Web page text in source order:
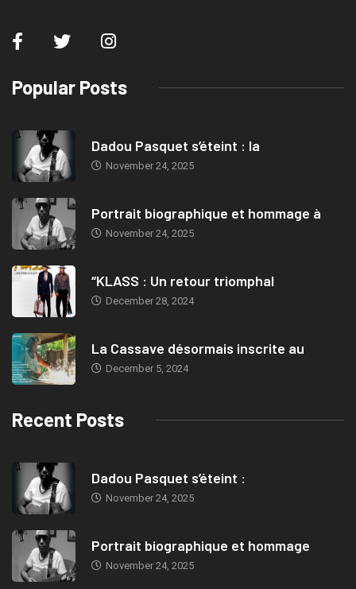
Popular Posts
Dadou Pasquet s’éteint : la
November 24, 2025
Portrait biographique et hommage à
November 24, 2025
“KLASS : Un retour triomphal
December 28, 2024
La Cassave désormais inscrite au
December 5, 2024
Recent Posts
Dadou Pasquet s’éteint :
November 24, 2025
Portrait biographique et hommage
November 24, 2025